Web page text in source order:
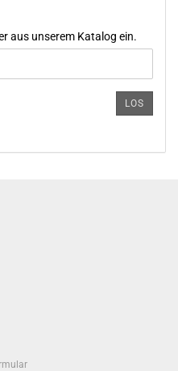
aus unserem Katalog ein.
LOS